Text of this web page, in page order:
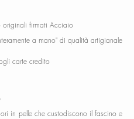
originali firmati Acciaio
a mano" di qualità artigianale
carte credito
in pelle che custodiscono il fascino e